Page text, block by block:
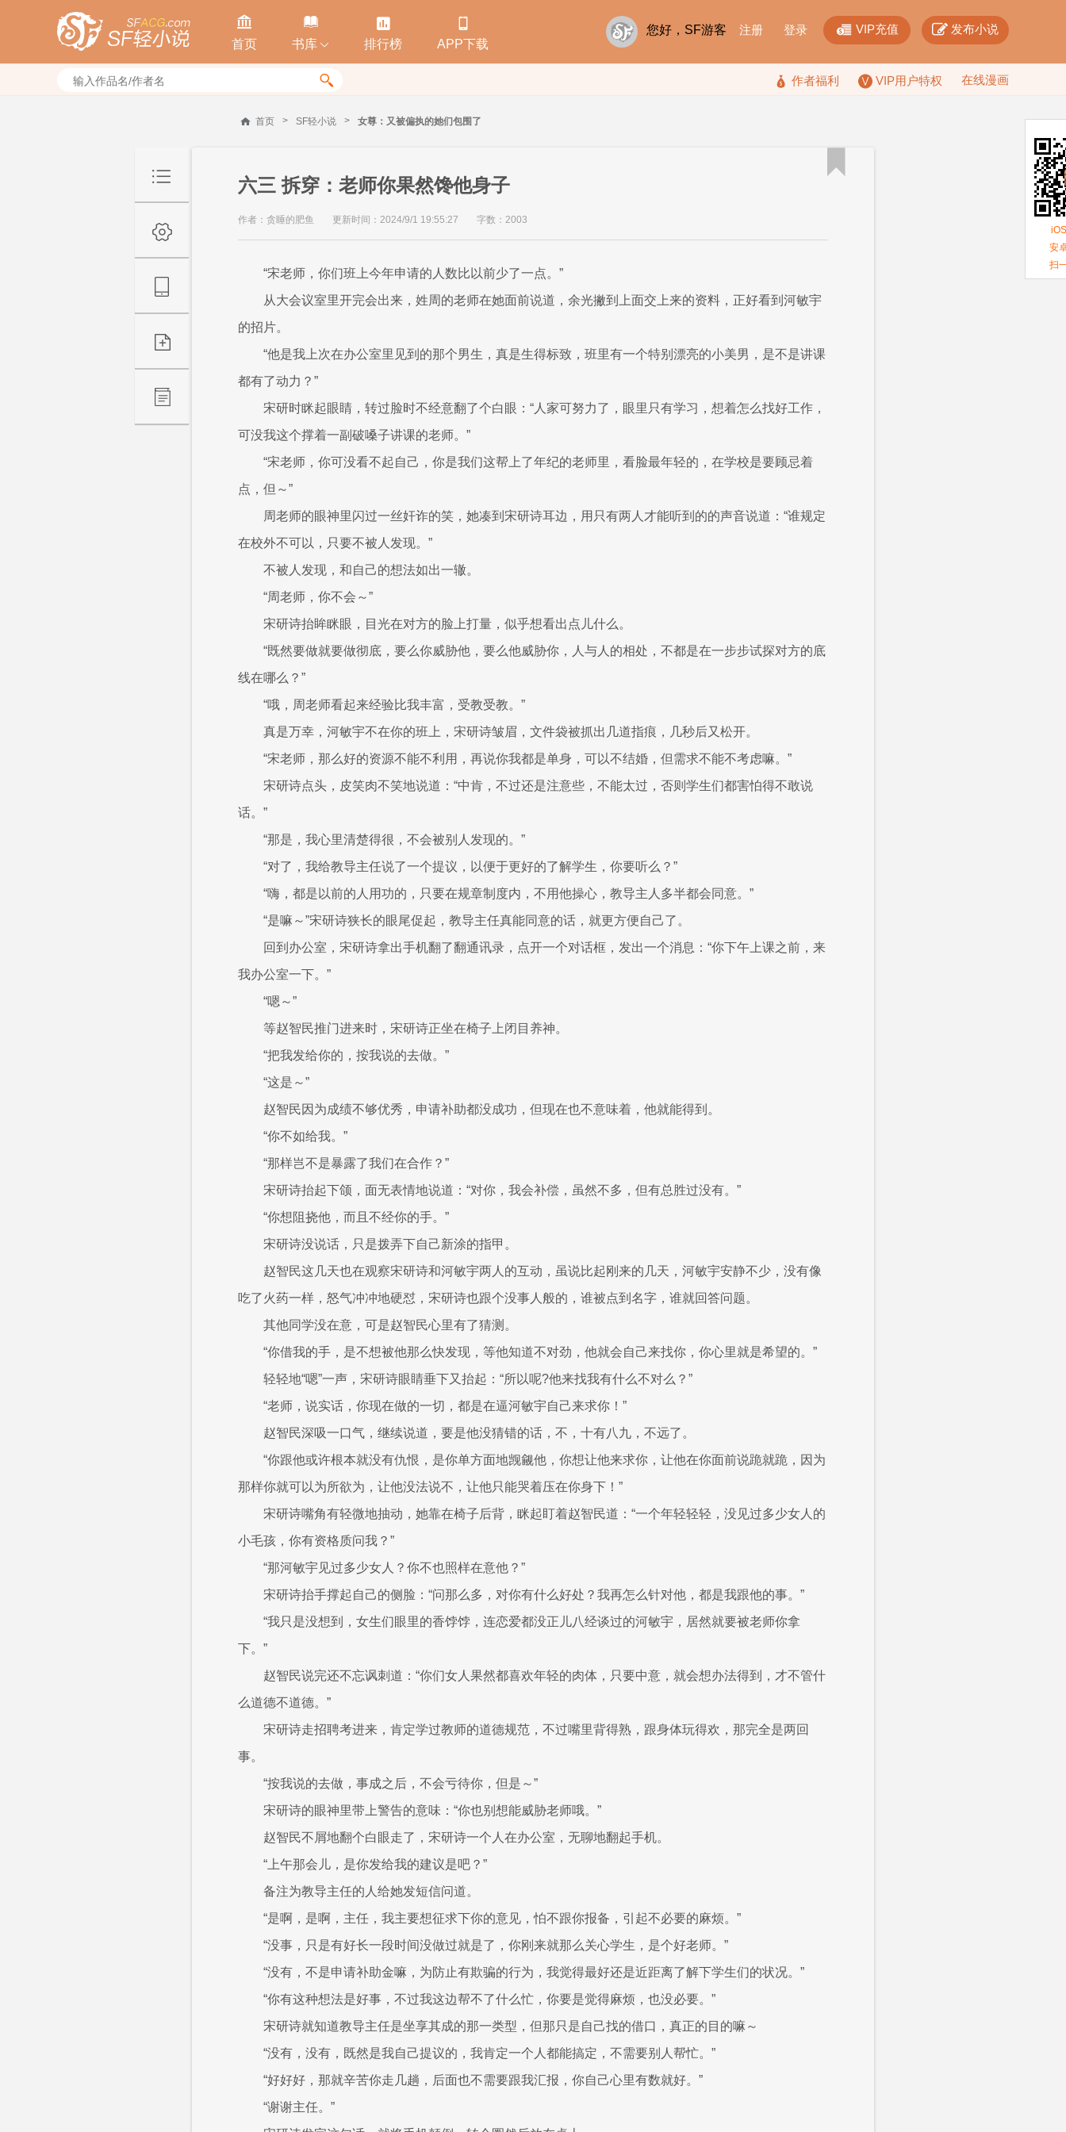

首页

书库 

排行榜

APP下载
您好，SF游客 注册 登录  VIP充值  发布小说
  作者福利 VIP用户特权 在线漫画
首页 > SF轻小说 > 女尊：又被偏执的她们包围了
六三 拆穿：老师你果然馋他身子
作者：贪睡的肥鱼 更新时间：2024/9/1 19:55:27 字数：2003
“宋老师，你们班上今年申请的人数比以前少了一点。”
从大会议室里开完会出来，姓周的老师在她面前说道，余光撇到上面交上来的资料，正好看到河敏宇
的招片。
“他是我上次在办公室里见到的那个男生，真是生得标致，班里有一个特别漂亮的小美男，是不是讲课
都有了动力？”
宋研时眯起眼睛，转过脸时不经意翻了个白眼：“人家可努力了，眼里只有学习，想着怎么找好工作，
可没我这个撑着一副破嗓子讲课的老师。”
“宋老师，你可没看不起自己，你是我们这帮上了年纪的老师里，看脸最年轻的，在学校是要顾忌着
点，但～”
周老师的眼神里闪过一丝奸诈的笑，她凑到宋研诗耳边，用只有两人才能听到的的声音说道：“谁规定
在校外不可以，只要不被人发现。”
不被人发现，和自己的想法如出一辙。
“周老师，你不会～”
宋研诗抬眸眯眼，目光在对方的脸上打量，似乎想看出点儿什么。
“既然要做就要做彻底，要么你威胁他，要么他威胁你，人与人的相处，不都是在一步步试探对方的底
线在哪么？”
“哦，周老师看起来经验比我丰富，受教受教。”
真是万幸，河敏宇不在你的班上，宋研诗皱眉，文件袋被抓出几道指痕，几秒后又松开。
“宋老师，那么好的资源不能不利用，再说你我都是单身，可以不结婚，但需求不能不考虑嘛。”
宋研诗点头，皮笑肉不笑地说道：“中肯，不过还是注意些，不能太过，否则学生们都害怕得不敢说
话。”
“那是，我心里清楚得很，不会被别人发现的。”
“对了，我给教导主任说了一个提议，以便于更好的了解学生，你要听么？”
“嗨，都是以前的人用功的，只要在规章制度内，不用他操心，教导主人多半都会同意。”
“是嘛～”宋研诗狭长的眼尾促起，教导主任真能同意的话，就更方便自己了。
回到办公室，宋研诗拿出手机翻了翻通讯录，点开一个对话框，发出一个消息：“你下午上课之前，来
我办公室一下。”
“嗯～”
等赵智民推门进来时，宋研诗正坐在椅子上闭目养神。
“把我发给你的，按我说的去做。”
“这是～”
赵智民因为成绩不够优秀，申请补助都没成功，但现在也不意味着，他就能得到。
“你不如给我。”
“那样岂不是暴露了我们在合作？”
宋研诗抬起下颌，面无表情地说道：“对你，我会补偿，虽然不多，但有总胜过没有。”
“你想阻挠他，而且不经你的手。”
宋研诗没说话，只是拨弄下自己新涂的指甲。
赵智民这几天也在观察宋研诗和河敏宇两人的互动，虽说比起刚来的几天，河敏宇安静不少，没有像
吃了火药一样，怒气冲冲地硬怼，宋研诗也跟个没事人般的，谁被点到名字，谁就回答问题。
其他同学没在意，可是赵智民心里有了猜测。
“你借我的手，是不想被他那么快发现，等他知道不对劲，他就会自己来找你，你心里就是希望的。”
轻轻地“嗯”一声，宋研诗眼睛垂下又抬起：“所以呢?他来找我有什么不对么？”
“老师，说实话，你现在做的一切，都是在逼河敏宇自己来求你！”
赵智民深吸一口气，继续说道，要是他没猜错的话，不，十有八九，不远了。
“你跟他或许根本就没有仇恨，是你单方面地觊觎他，你想让他来求你，让他在你面前说跪就跪，因为
那样你就可以为所欲为，让他没法说不，让他只能哭着压在你身下！”
宋研诗嘴角有轻微地抽动，她靠在椅子后背，眯起盯着赵智民道：“一个年轻轻轻，没见过多少女人的
小毛孩，你有资格质问我？”
“那河敏宇见过多少女人？你不也照样在意他？”
宋研诗抬手撑起自己的侧脸：“问那么多，对你有什么好处？我再怎么针对他，都是我跟他的事。”
“我只是没想到，女生们眼里的香饽饽，连恋爱都没正儿八经谈过的河敏宇，居然就要被老师你拿
下。”
赵智民说完还不忘讽刺道：“你们女人果然都喜欢年轻的肉体，只要中意，就会想办法得到，才不管什
么道德不道德。”
宋研诗走招聘考进来，肯定学过教师的道德规范，不过嘴里背得熟，跟身体玩得欢，那完全是两回
事。
“按我说的去做，事成之后，不会亏待你，但是～”
宋研诗的眼神里带上警告的意味：“你也别想能威胁老师哦。”
赵智民不屑地翻个白眼走了，宋研诗一个人在办公室，无聊地翻起手机。
“上午那会儿，是你发给我的建议是吧？”
备注为教导主任的人给她发短信问道。
“是啊，是啊，主任，我主要想征求下你的意见，怕不跟你报备，引起不必要的麻烦。”
“没事，只是有好长一段时间没做过就是了，你刚来就那么关心学生，是个好老师。”
“没有，不是申请补助金嘛，为防止有欺骗的行为，我觉得最好还是近距离了解下学生们的状况。”
“你有这种想法是好事，不过我这边帮不了什么忙，你要是觉得麻烦，也没必要。”
宋研诗就知道教导主任是坐享其成的那一类型，但那只是自己找的借口，真正的目的嘛～
“没有，没有，既然是我自己提议的，我肯定一个人都能搞定，不需要别人帮忙。”
“好好好，那就辛苦你走几趟，后面也不需要跟我汇报，你自己心里有数就好。”
“谢谢主任。”

安
扫